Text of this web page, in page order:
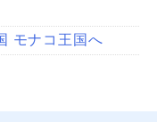
モナコ王国へ